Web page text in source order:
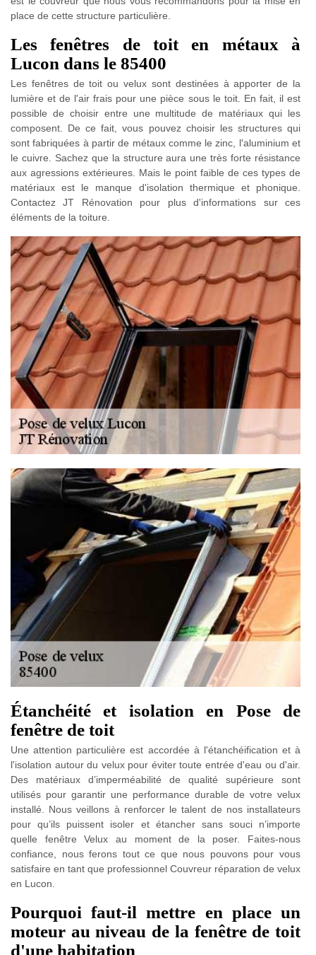
place de cette structure particulière.
Les fenêtres de toit en métaux à
Lucon dans le 85400
Les fenêtres de toit ou velux sont destinées à apporter de la
lumière et de l'air frais pour une pièce sous le toit. En fait, il est
possible de choisir entre une multitude de matériaux qui les
composent. De ce fait, vous pouvez choisir les structures qui
sont fabriquées à partir de métaux comme le zinc, l'aluminium et
le cuivre. Sachez que la structure aura une très forte résistance
aux agressions extérieures. Mais le point faible de ces types de
matériaux est le manque d'isolation thermique et phonique.
Contactez JT Rénovation pour plus d'informations sur ces
éléments de la toiture.
Étanchéité et isolation en Pose de
fenêtre de toit
Une attention particulière est accordée à l'étanchéification et à
l'isolation autour du velux pour éviter toute entrée d'eau ou d'air.
Des matériaux d’imperméabilité de qualité supérieure sont
utilisés pour garantir une performance durable de votre velux
installé. Nous veillons à renforcer le talent de nos installateurs
pour qu’ils puissent isoler et étancher sans souci n’importe
quelle fenêtre Velux au moment de la poser. Faites-nous
confiance, nous ferons tout ce que nous pouvons pour vous
satisfaire en tant que professionnel Couvreur réparation de velux
en Lucon.
Pourquoi faut-il mettre en place un
moteur au niveau de la fenêtre de toit
d'une habitation